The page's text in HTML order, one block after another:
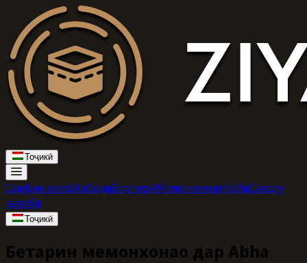
Тоҷикӣ
Саҳифаи асосӣХабарҳоБоргирӣМеҳмонхонаҳоҶойҳоСаволу
ҷавобҳо
Тоҷикӣ
Беҳтарин меҳмонхонаҳо дар Abha